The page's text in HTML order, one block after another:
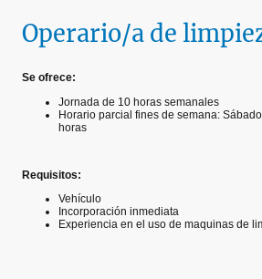
Operario/a de
Se ofrece:
Jornada de 10 horas semanales
Horario parcial fines de semana:
horas
Requisitos:
Vehículo
Incorporación inmediata
Experiencia en el uso de maquinas de